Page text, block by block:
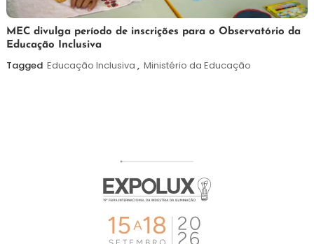
7
de
agosto
Maurilio
MEC divulga período de inscrições para o Observatório da
Educação Inclusiva
Tagged Educação Inclusiva , Ministério da Educação